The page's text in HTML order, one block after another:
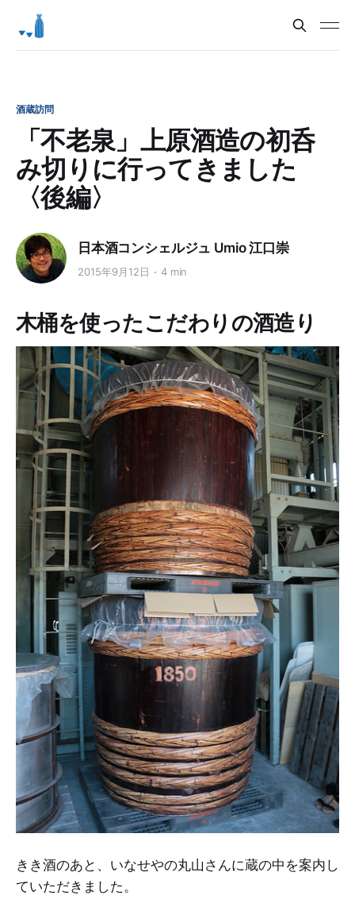
酒蔵訪問
「不老泉」上原酒造の初呑
み切りに行ってきました
〈後編〉
日本酒コンシェルジュ Umio 江口崇
2015年9月12日 4 min
木桶を使ったこだわりの酒造り
きき酒のあと、いなせやの丸山さんに蔵の中を案内し
ていただきました。